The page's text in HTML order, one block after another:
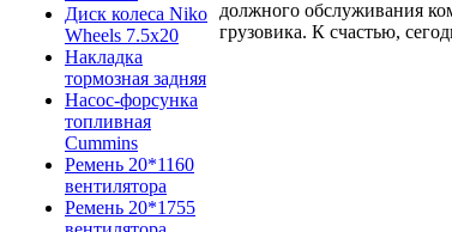
Диск колеса Niko
Wheels 7.5x20
Накладка
тормозная задняя
Насос-форсунка
топливная
Cummins
Ремень 20*1160
вентилятора
Ремень 20*1755
должного обслуживания
грузовика. К счастью,